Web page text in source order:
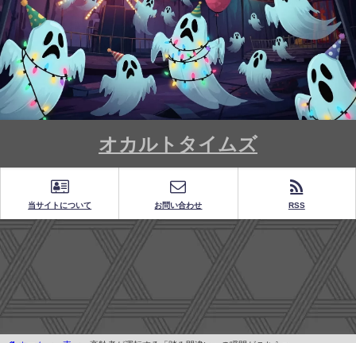
オカルトタイムズ
当サイトについて お問い合わせ RSS